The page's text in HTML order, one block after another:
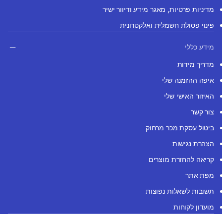
מדיניות פרטיות, מאגר מידע ודיוור ישיר
פינוי פסולת חשמלית ואלקטרונית
מידע כללי
מדריך מידות
איפה ההזמנה שלי
האיזור האישי שלי
צור קשר
ביטול עסקת מכר מרחוק
הצהרת נגישות
קריאה להחזרת מוצרים
מפת אתר
תשובות לשאלות נפוצות
מועדון לקוחות